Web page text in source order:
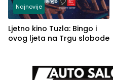
Najnovije
Ljetno kino Tuzla: Bingo i
ovog ljeta na Trgu slobode